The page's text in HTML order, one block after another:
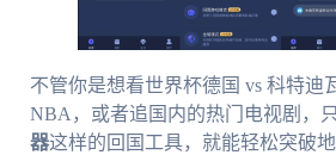
不管你是想看世界杯德国 vs 科特迪
NBA，或者追国内的热门电视剧，
器这样的回国工具，就能轻松突破